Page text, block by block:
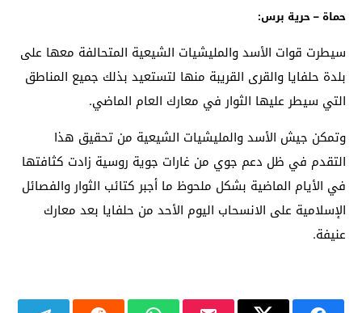
حماة – حرية برس:
سيطرت قوات الأسد والمليشيات الشيعية المتحالفة معها على
بلدة حلفايا والقرى القريبة منها لتستعيد بذلك جميع المناطق
التي سيطر عليها الثوار في معارك العام الماضي.
وتمكن جيش الأسد والمليشيات الشيعية من تحقيق هذا
التقدم في ظل دعم جوي من غارات جوية روسية زادت كثافتها
في الأيام الماضية بشكل ملحوظ ما أجبر كتائب الثوار والفصائل
الإسلامية على الانسحاب اليوم الأحد من حلفايا بعد معارك
عنيفة.